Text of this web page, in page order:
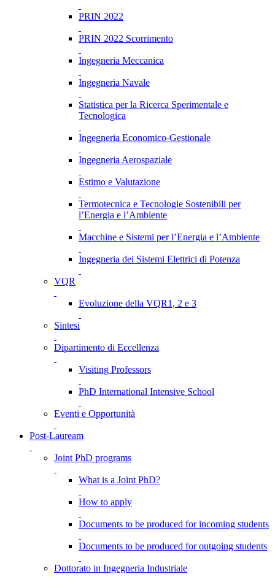
PRIN 2022
PRIN 2022 Scorrimento
Ingegneria Meccanica
Ingegneria Navale
Statistica per la Ricerca Sperimentale e
Tecnologica
Ingegneria Economico-Gestionale
Ingegneria Aerospaziale
Estimo e Valutazione
Termotecnica e Tecnologie Sostenibili per
l’Energia e l’Ambiente
Macchine e Sistemi per l’Energia e l’Ambiente
Ingegneria dei Sistemi Elettrici di Potenza
VQR
Evoluzione della VQR1, 2 e 3
Sintesi
Dipartimento di Eccellenza
Visiting Professors
PhD International Intensive School
Eventi e Opportunità
Post-Lauream
Joint PhD programs
What is a Joint PhD?
How to apply
Documents to be produced for incoming students
Documents to be produced for outgoing students
Dottorato in Ingegneria Industriale